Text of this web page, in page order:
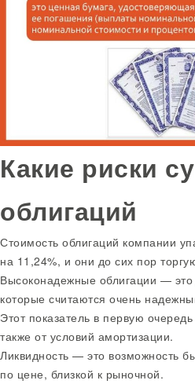
Какие риски
облигаций
Стоимость облигаций компании
на 11,24%, и они до сих пор
Высоконадежные облигации — это
которые считаются очень
Этот показатель в первую
также от условий амортизации.
Ликвидность — это возможность
по цене, близкой к рыночной.